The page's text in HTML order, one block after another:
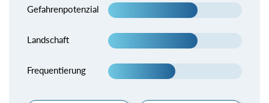
Gefahrenpotenzial
Landschaft
Frequentierung